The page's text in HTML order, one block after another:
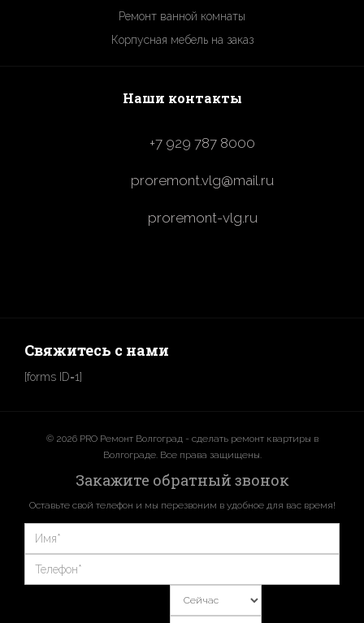
Ремонт ванной комнаты
Корпусная мебель на заказ
Наши контакты
+7 929 787 8000
proremont.vlg@mail.ru
proremont-vlg.ru
Свяжитесь с нами
[forms ID=1]
© 2026 PRO Ремонт Волгоград - сделать ремонт квартиры в
Волгограде. Все права защищены.
Закажите обратный звонок
Оставьте свой телефон и мы перезвоним в удобное для вас время!